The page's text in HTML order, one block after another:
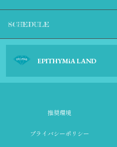
SCHEDULE
EPITHYMiA LAND
推奨環境
プライバシーポリシー